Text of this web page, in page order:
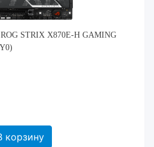
ROG STRIX X870E-H GAMING
корзину